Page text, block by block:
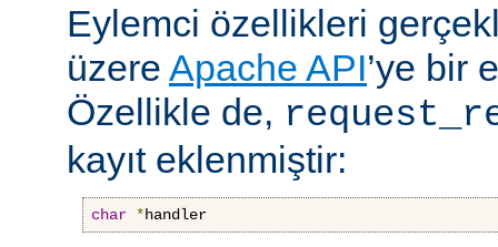
Eylemci özellikleri
üzere Apache API’ye bir
Özellikle de,
kayıt eklenmiştir:
char *handler